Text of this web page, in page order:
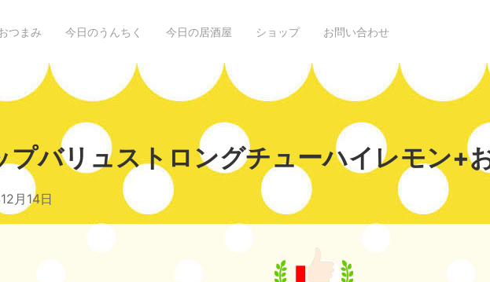
つまみ 今日のうんちく 今日の居酒屋 ショップ お問い合わせ
プバリュストロングチューハイレモン+
月14日